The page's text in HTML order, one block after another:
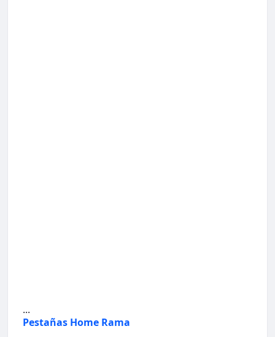
...
Pestañas Home Rama